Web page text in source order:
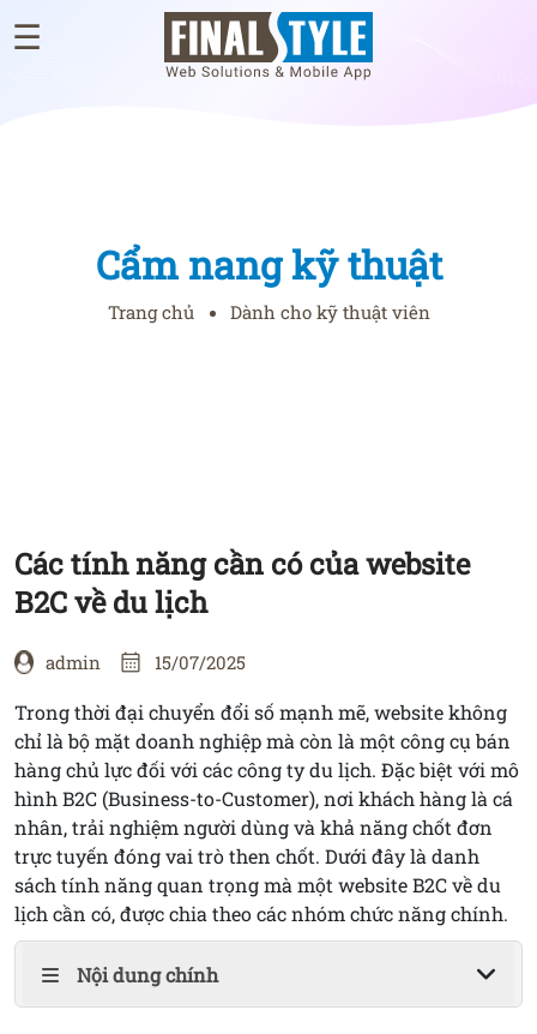
×
ỨNG
DỤNG
HỆ
☰
Cẩm nang kỹ thuật
Trang chủ Dành cho kỹ thuật viên
Các tính năng cần có của website
B2C về du lịch
admin 15/07/2025
Trong thời đại chuyển đổi số mạnh mẽ, website không
chỉ là bộ mặt doanh nghiệp mà còn là một công cụ bán
hàng chủ lực đối với các công ty du lịch. Đặc biệt với mô
hình B2C (Business-to-Customer), nơi khách hàng là cá
nhân, trải nghiệm người dùng và khả năng chốt đơn
trực tuyến đóng vai trò then chốt. Dưới đây là danh
sách tính năng quan trọng mà một website B2C về du
lịch cần có, được chia theo các nhóm chức năng chính.
Nội dung chính